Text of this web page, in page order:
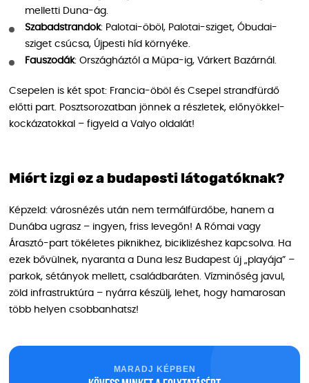
melletti Duna-ág.
Szabadstrandok: Palotai-öböl, Palotai-sziget, Óbudai-
sziget csúcsa, Újpesti híd környéke.
Fauszodák: Országháztól a Müpa-ig, Várkert Bazárnál.
Csepelen is két spot: Francia-öböl és Csepel strandfürdő
előtti part. Posztsorozatban jönnek a részletek, előnyökkel-
kockázatokkal – figyeld a Valyo oldalát!
Miért izgi ez a budapesti látogatóknak?
Képzeld: városnézés után nem termálfürdőbe, hanem a
Dunába ugrasz – ingyen, friss levegőn! A Római vagy
Árasztó-part tökéletes piknikhez, biciklizéshez kapcsolva. Ha
ezek bővülnek, nyaranta a Duna lesz Budapest új „playája” –
parkok, sétányok mellett, családbaráten. Vízminőség javul,
zöld infrastruktúra – nyárra készülj, lehet, hogy hamarosan
több helyen csobbanhatsz!
MARADJ KÉPBEN